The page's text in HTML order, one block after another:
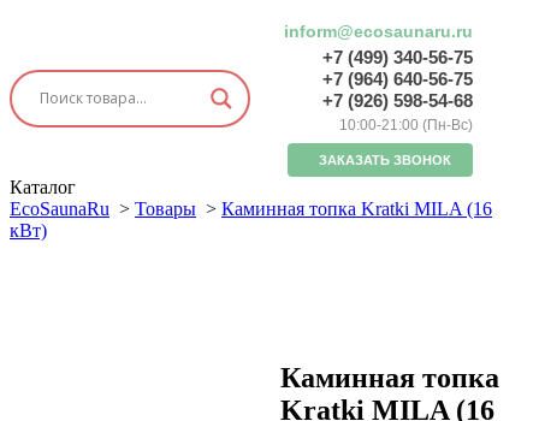
inform@ecosaunaru.ru
+7 (499) 340-56-75
+7 (964) 640-56-75
+7 (926) 598-54-68
10:00-21:00 (Пн-Вс)
ЗАКАЗАТЬ ЗВОНОК
Каталог
EcoSaunaRu > Товары > Каминная топка Kratki MILA (16
кВт)
Каминная топка
Kratki MILA (16